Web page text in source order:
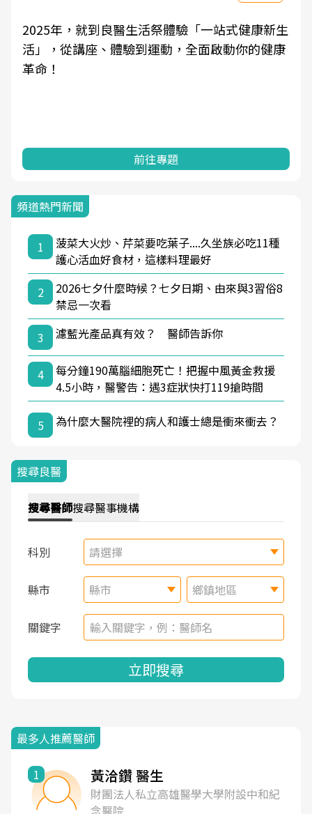
良醫健康網從「換季的身體變化」出發，透過醫
學觀點與日常感受的對話，建立對亞健康的認
知，進而引導實際的改善行動。
前往專題
頻道熱門新聞
1
菠菜大火炒、芹菜要吃葉子....久坐族必吃11種
護心活血好食材，這樣料理最好
2
2026七夕什麼時候？七夕日期、由來與3習俗8
禁忌一次看
3
濾藍光產品真有效？ 醫師告訴你
4
每分鐘190萬腦細胞死亡！把握中風黃金救援
4.5小時，醫警告：遇3症狀快打119搶時間
5 為什麼大醫院裡的病人和護士總是衝來衝去？
搜尋良醫
搜尋醫師搜尋醫事機構
科別 請選擇
縣市 縣市 鄉鎮地區
關鍵字
立即搜尋
最多人推薦醫師
1 黃洽鑽 醫生
財團法人私立高雄醫學大學附設中和紀
念醫院